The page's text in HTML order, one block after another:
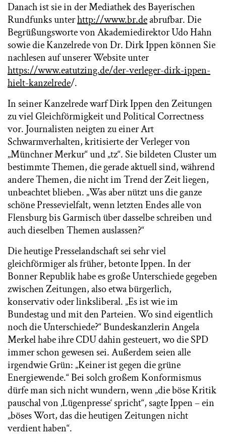
Danach ist sie in der Mediathek des Bayerischen
Rundfunks unterhttp://www.br.deabrufbar. Die
Begrüßungsworte von Akademiedirektor Udo Hahn
sowie die Kanzelrede von Dr. Dirk Ippen können Sie
nachlesen auf unserer Website unter
https://www.eatutzing.de/der-verleger-dirk-ippen-
hielt-kanzelrede/.
In seiner Kanzelrede warf Dirk Ippen den Zeitungen
zu viel Gleichförmigkeit und Political Correctness
vor. Journalisten neigten zu einer Art
Schwarmverhalten, kritisierte der Verleger von
„Münchner Merkur“ und „tz“. Sie bildeten Cluster um
bestimmte Themen, die gerade aktuell sind, während
andere Themen, die nicht im Trend der Zeit liegen,
unbeachtet blieben. „Was aber nützt uns die ganze
schöne Pressevielfalt, wenn letzten Endes alle von
Flensburg bis Garmisch über dasselbe schreiben und
auch dieselben Themen auslassen?“
Die heutige Presselandschaft sei sehr viel
gleichförmiger als früher, betonte Ippen. In der
Bonner Republik habe es große Unterschiede gegeben
zwischen Zeitungen, also etwa bürgerlich,
konservativ oder linksliberal. „Es ist wie im
Bundestag und mit den Parteien. Wo sind eigentlich
noch die Unterschiede?“ Bundeskanzlerin Angela
Merkel habe ihre CDU dahin gesteuert, wo die SPD
immer schon gewesen sei. Außerdem seien alle
irgendwie Grün: „Keiner ist gegen die grüne
Energiewende.“ Bei solch großem Konformismus
dürfe man sich nicht wundern, wenn „die böse Kritik
pauschal von ‚Lügenpresse‘ spricht“, sagte Ippen – ein
„böses Wort, das die heutigen Zeitungen nicht
verdient haben“.